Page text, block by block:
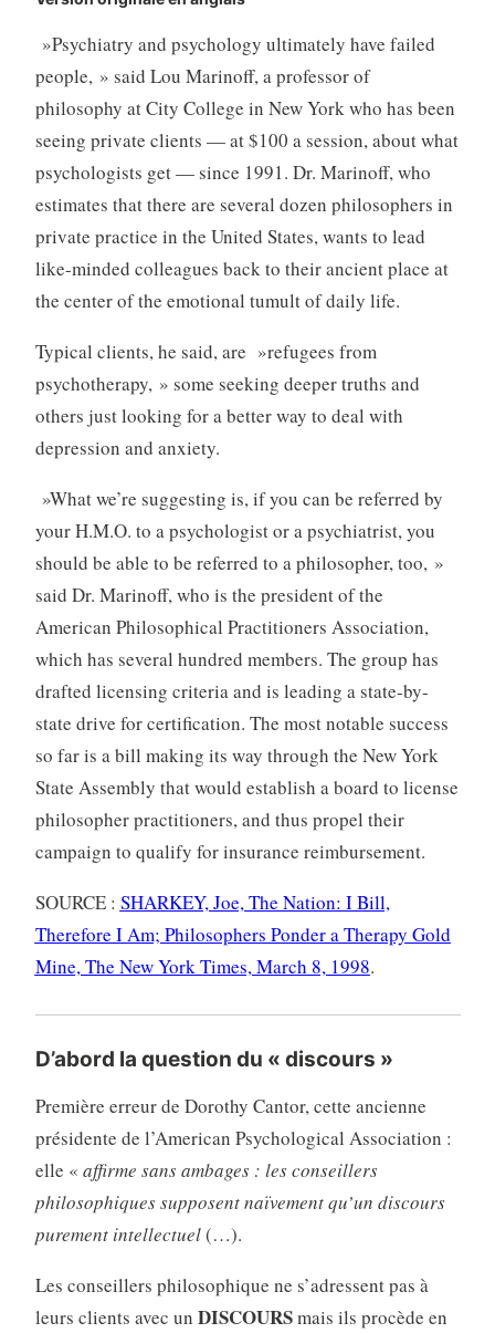
»Psychiatry and psychology ultimately have failed
people, » said Lou Marinoff, a professor of
philosophy at City College in New York who has been
seeing private clients — at $100 a session, about what
psychologists get — since 1991. Dr. Marinoff, who
estimates that there are several dozen philosophers in
private practice in the United States, wants to lead
like-minded colleagues back to their ancient place at
the center of the emotional tumult of daily life.
Typical clients, he said, are »refugees from
psychotherapy, » some seeking deeper truths and
others just looking for a better way to deal with
depression and anxiety.
»What we’re suggesting is, if you can be referred by
your H.M.O. to a psychologist or a psychiatrist, you
should be able to be referred to a philosopher, too, »
said Dr. Marinoff, who is the president of the
American Philosophical Practitioners Association,
which has several hundred members. The group has
drafted licensing criteria and is leading a state-by-
state drive for certification. The most notable success
so far is a bill making its way through the New York
State Assembly that would establish a board to license
philosopher practitioners, and thus propel their
campaign to qualify for insurance reimbursement.
SOURCE : SHARKEY, Joe, The Nation: I Bill,
Therefore I Am; Philosophers Ponder a Therapy Gold
Mine, The New York Times, March 8, 1998.
D’abord la question du « discours »
Première erreur de Dorothy Cantor, cette ancienne
présidente de l’American Psychological Association :
elle « affirme sans ambages : les conseillers
philosophiques supposent naïvement qu’un discours
purement intellectuel(…).
Les conseillers philosophique ne s’adressent pas à
leurs clients avec un DISCOURSmais ils procède en